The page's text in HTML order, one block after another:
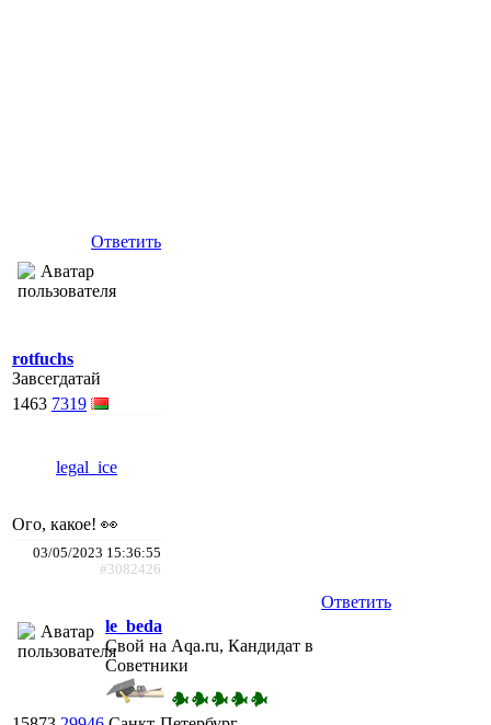
Ответить
rotfuchs
Завсегдатай
1463 7319
legal_ice
Ого, какое! 👀
03/05/2023 15:36:55
#3082426
Ответить
le_beda
Свой на Aqa.ru, Кандидат в
Советники